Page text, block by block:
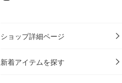
ショップ詳細ページ
新着アイテムを探す